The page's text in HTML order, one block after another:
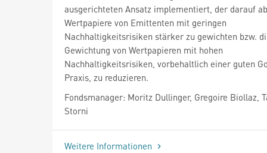
ausgerichteten Ansatz implementiert, der darauf
Wertpapiere von Emittenten mit geringen
Nachhaltigkeitsrisiken stärker zu gewichten bzw.
Gewichtung von Wertpapieren mit hohen
Nachhaltigkeitsrisiken, vorbehaltlich einer guten
Praxis, zu reduzieren.
Fondsmanager: Moritz Dullinger, Gregoire Biollaz,
Storni
Weitere Informationen